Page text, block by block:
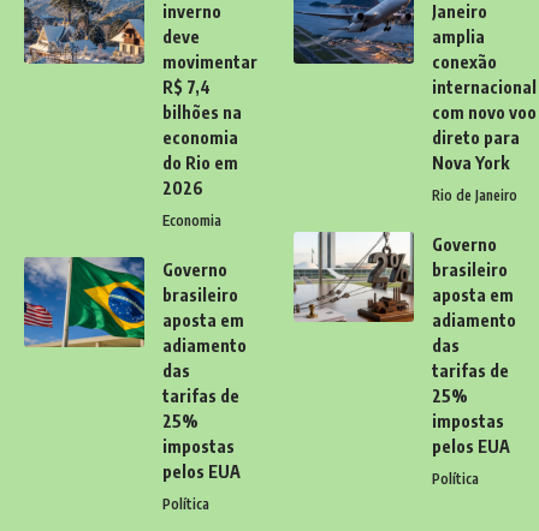
inverno
deve
movimentar
R$ 7,4
bilhões na
economia
do Rio em
2026
Economia
Governo
brasileiro
aposta em
adiamento
das
tarifas de
25%
impostas
pelos EUA
Política
Janeiro
amplia
conexão
internacional
com novo voo
direto para
Nova York
Rio de Janeiro
Governo
brasileiro
aposta em
adiamento
das
tarifas de
25%
impostas
pelos EUA
Política